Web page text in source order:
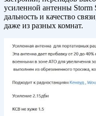
усиленной антенны Storm
дальность и качество
даже из разных комнат.